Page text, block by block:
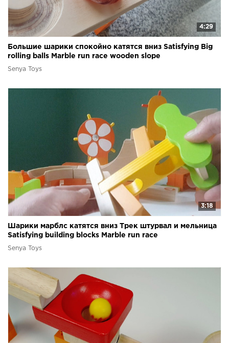
4:29
Большие шарики спокойно катятся вниз Satisfying Big
rolling balls Marble run race wooden slope
Senya Toys
3:18
Шарики марблс катятся вниз Трек штурвал и мельница
Satisfying building blocks Marble run race
Senya Toys